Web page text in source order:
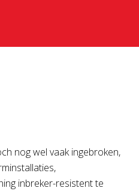
nog wel vaak ingebroken,
inbreker-resistent te